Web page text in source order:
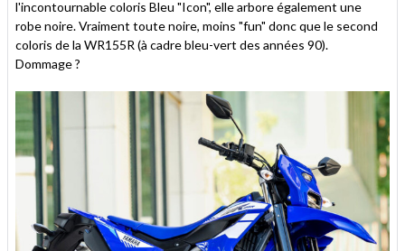
l'incontournable coloris Bleu "Icon", elle arbore également une
robe noire. Vraiment toute noire, moins "fun" donc que le second
coloris de la WR155R (à cadre bleu-vert des années 90).
Dommage ?